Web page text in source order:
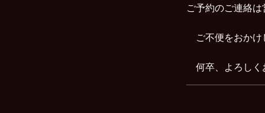
ご予約のご連絡
ご不便をおかけ
何卒、よろし